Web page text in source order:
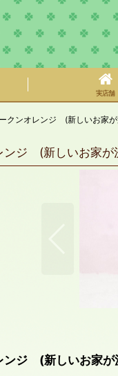
実店舗
クンオレンジ (新しいお家が
ジ (新しいお家が
ジ (新しいお家が